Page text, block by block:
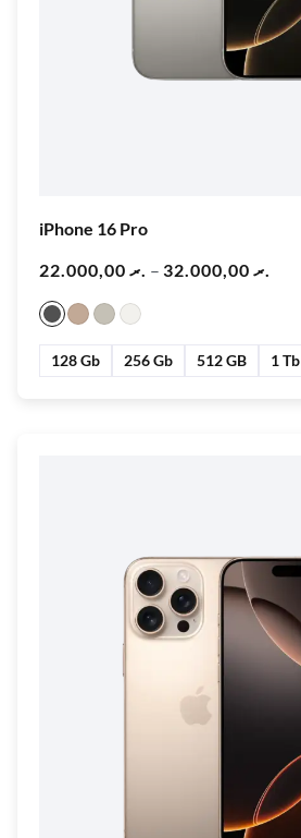
iPhone 16 Pro
.ރ22.000,00 – .ރ32.000,00
128 Gb 256 Gb 512 GB 1 Tb